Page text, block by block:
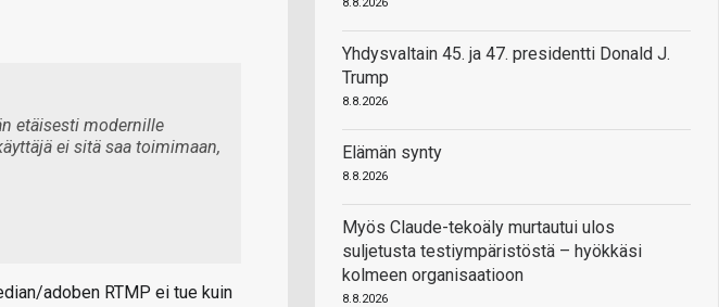
etäisesti modernille
ei sitä saa toimimaan,
adoben RTMP ei tue kuin
Yhdysvaltain 45. ja 47. presidentti Donald J.
Trump
8.8.2026
Elämän synty
8.8.2026
Myös Claude-tekoäly murtautui ulos
suljetusta testiympäristöstä – hyökkäsi
kolmeen organisaatioon
8.8.2026